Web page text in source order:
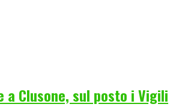
a Clusone, sul posto i Vigili